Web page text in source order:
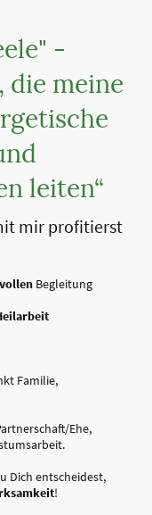
-
die meine
leiten“
mir profitierst
Begleitung
Familie,
Ehe,
Dich entscheidest,
!